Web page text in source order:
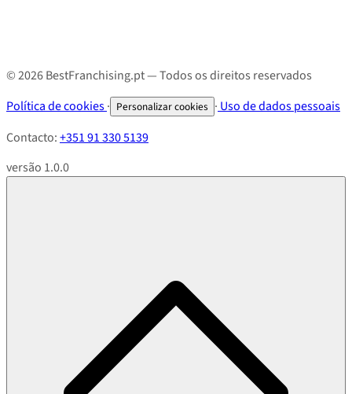
© 2026 BestFranchising.pt — Todos os direitos reservados
Política de cookies· Personalizar cookies · Uso de dados pessoais
Contacto:+351 91 330 5139
versão 1.0.0